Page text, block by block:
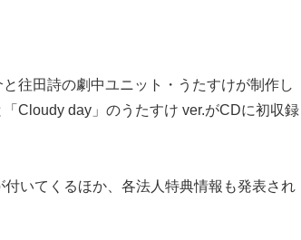
往田詩の劇中ユニット・うたすけが制作し
Cloudy day」のうたすけ ver.がCDに初収録
いてくるほか、各法人特典情報も発表され